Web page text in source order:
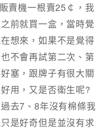
賣機一根賣25￠，我
前就買一盒，當時覺
想來，如果不是覺得
不會再試第二次、第
塞，跟牌子有很大關
用，又是否衛生呢?
去7、8年沒有棉條我
是好奇但是並沒有求